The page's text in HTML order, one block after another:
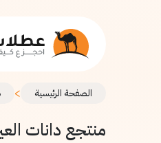
الصفحة الرئيسية >
منتجع دانات